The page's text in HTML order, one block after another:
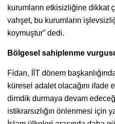
kurumların etkisizliğine dikkat
vahşet, bu kurumların
koymuştur” dedi.
Bölgesel sahiplenme
Fidan, İİT dönem
küresel adalet olacağını ifade
dimdik durmaya devam
istikrarsızlığın önlenmesi için